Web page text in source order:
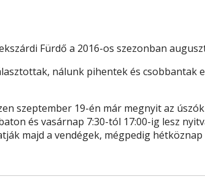
Fürdő a 2016-os szezonban
nálunk pihentek és csobbantak
szeptember 19-én már megnyit az
és vasárnap 7:30-tól 17:00-ig lesz
majd a vendégek, mégpedig hétköznap